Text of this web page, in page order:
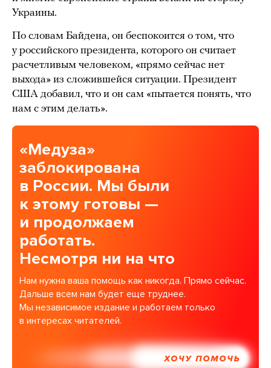
Украины.
По словам Байдена, он беспокоится о том, что
у российского президента, которого он считает
расчетливым человеком, «прямо сейчас нет
выхода» из сложившейся ситуации. Президент
США добавил, что и он сам «пытается понять, что
нам с этим делать».
«Медуза»
заблокирована
в России. Мы были
к этому готовы —
и продолжаем
работать.
Несмотря ни на что
Нам нужна ваша помощь как никогда. Прямо сейчас.
Дальше всем нам будет еще труднее.
Мы независимое издание и работаем только
в интересах читателей.
ХОЧУ ПОМОЧЬ